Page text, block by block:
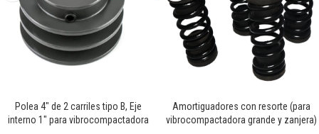
Polea 4″ de 2 carriles tipo B, Eje
interno 1″ para vibrocompactadora
Amortiguadores con resorte (para
vibrocompactadora grande y zanjera)